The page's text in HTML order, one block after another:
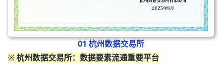
01 杭州数据交易所
※杭州数据交易所：数据要素流通重要平台